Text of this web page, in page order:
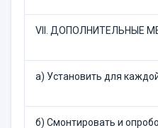
VII. ДОПОЛНИТЕЛЬНЫЕ
а) Установить для
б) Смонтировать и